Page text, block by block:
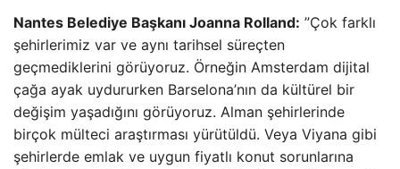
Nantes Belediye Başkanı Joanna Rolland: ”Çok farklı
şehirlerimiz var ve aynı tarihsel süreçten
geçmediklerini görüyoruz. Örneğin Amsterdam dijital
çağa ayak uydururken Barselona’nın da kültürel bir
değişim yaşadığını görüyoruz. Alman şehirlerinde
birçok mülteci araştırması yürütüldü. Veya Viyana gibi
şehirlerde emlak ve uygun fiyatlı konut sorunlarına